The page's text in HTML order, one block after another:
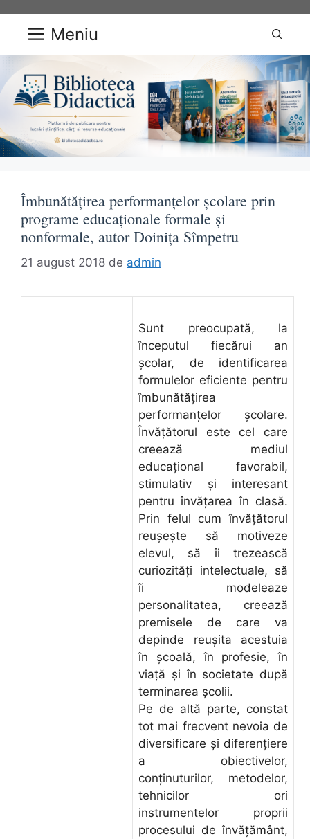
conținut Meniu
Îmbunătăţirea performanţelor şcolare prin
programe educaţionale formale şi
nonformale, autor Doinița Sîmpetru
21 august 2018 de admin
Sunt preocupată, la
începutul fiecărui an
şcolar, de identificarea
formulelor eficiente pentru
îmbunătăţirea
performanţelor şcolare.
Învăţătorul este cel care
creează mediul
educaţional favorabil,
stimulativ şi interesant
pentru învăţarea în clasă.
Prin felul cum învăţătorul
reuşeşte să motiveze
elevul, să îi trezească
curiozităţi intelectuale, să
îi modeleaze
personalitatea, creează
premisele de care va
depinde reuşita acestuia
în şcoală, în profesie, în
viaţă şi în societate după
terminarea şcolii.
Pe de altă parte, constat
tot mai frecvent nevoia de
diversificare şi diferenţiere
a obiectivelor,
conţinuturilor, metodelor,
tehnicilor ori
instrumentelor proprii
procesului de învăţământ,